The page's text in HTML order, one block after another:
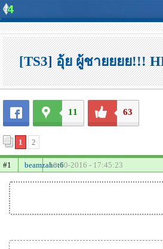
[TS3] อุ้ย ผู้ชายยยย!!!
11 63
1 2
#1 beamzahot610-10-2016 - 17:45:23